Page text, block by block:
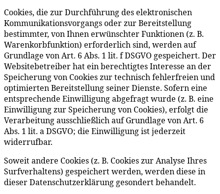
Cookies, die zur Durchführung des elektronischen
Kommunikationsvorgangs oder zur Bereitstellung
bestimmter, von Ihnen erwünschter Funktionen (z. B.
Warenkorbfunktion) erforderlich sind, werden auf
Grundlage von Art. 6 Abs. 1 lit. f DSGVO gespeichert. Der
Websitebetreiber hat ein berechtigtes Interesse an der
Speicherung von Cookies zur technisch fehlerfreien und
optimierten Bereitstellung seiner Dienste. Sofern eine
entsprechende Einwilligung abgefragt wurde (z. B. eine
Einwilligung zur Speicherung von Cookies), erfolgt die
Verarbeitung ausschließlich auf Grundlage von Art. 6
Abs. 1 lit. a DSGVO; die Einwilligung ist jederzeit
widerrufbar.
Soweit andere Cookies (z. B. Cookies zur Analyse Ihres
Surfverhaltens) gespeichert werden, werden diese in
dieser Datenschutzerklärung gesondert behandelt.